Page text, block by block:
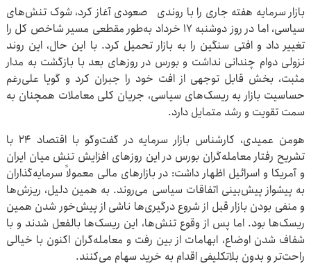
بازار سرمایه هفته جاری را با روندی صعودی آغاز کرد، شوک تنش‌های
سیاسی، اما در روز دوشنبه ۱۷ خرداد به‌طور مقطعی مسیر شاخص کل را
تغییر داد و افتی سنگین را به بازار تحمیل کرد. با این حال، این روند
نزولی دوام چندانی نداشت و بورس در روزهای بعد با بازگشت به مدار
مثبت، بخش قابل توجهی از افت خود را جبران کرد و گویا علی‌رغم
حساسیت بازار به ریسک‌های سیاسی، جریان کلی معاملات همچنان به
سمت تقویت و رشد متمایل دارد.
هومن عمیدی، کارشناس بازار سرمایه در گفت‌وگو با اقتصاد ۲۴ با
تشریح رفتار معامله‌گران بورس در این روزهای افزایش تنش میان ایران
و آمریکا و اسرائیل اظهار داشت: در بازارهای مالی معمولاً سرمایه‌گذاران
به پیشواز پیش‌بینی اتفاقات سیاسی می‌روند. به همین دلیل، ریزش‌ها
و منفی بودن بازار قبل از شروع درگیری‌ها ناشی از پیش‌خور شدن همین
ریسک‌ها بود. اما پس از وقوع تنش‌ها، این ریسک‌ها بالفعل شدند و با
شفاف شدن اوضاع، ابهامات از بین رفت و معامله‌گران اکنون با خیالی
راحت‌تر و بدون بلاتکلیفی اقدام به خرید سهام می‌کنند.